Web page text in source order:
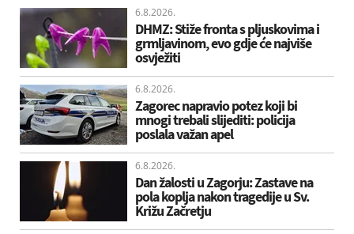
6.8.2026.
DHMZ: Stiže fronta s pljuskovima i
grmljavinom, evo gdje će najviše
osvježiti
6.8.2026.
Zagorec napravio potez koji bi
mnogi trebali slijediti: policija
poslala važan apel
6.8.2026.
Dan žalosti u Zagorju: Zastave na
pola koplja nakon tragedije u Sv.
Križu Začretju